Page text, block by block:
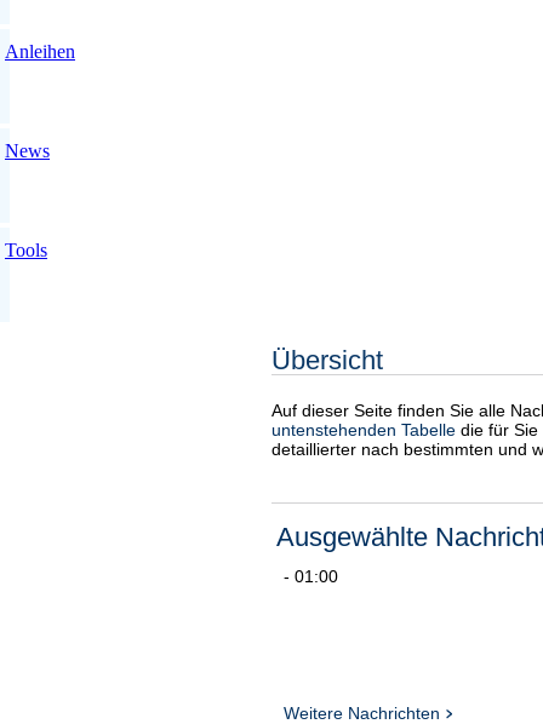
Anleihen
News
Tools
Übersicht
Auf dieser Seite finden Sie alle
untenstehenden Tabelle die für
detaillierter nach bestimmten und
Ausgewählte
- 01:00
Weitere Nachrichten